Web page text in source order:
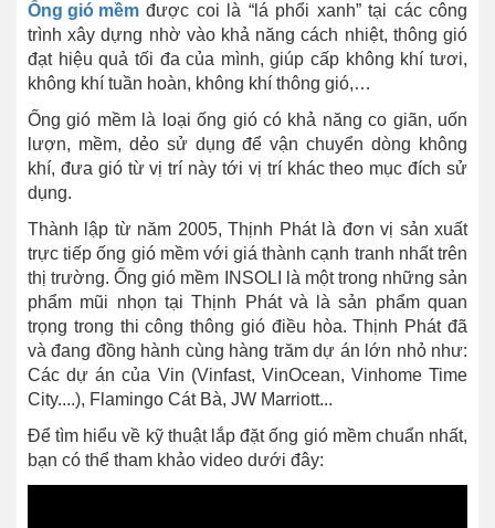
Ống gió mềm được coi là “lá phổi xanh” tại các công
trình xây dựng nhờ vào khả năng cách nhiệt, thông gió
đạt hiệu quả tối đa của mình, giúp cấp không khí tươi,
không khí tuần hoàn, không khí thông gió,…
Ống gió mềm là loại ống gió có khả năng co giãn, uốn
lượn, mềm, dẻo sử dụng để vận chuyển dòng không
khí, đưa gió từ vị trí này tới vị trí khác theo mục đích sử
dụng.
Thành lập từ năm 2005, Thịnh Phát là đơn vị sản xuất
trực tiếp ống gió mềm với giá thành cạnh tranh nhất trên
thị trường. Ống gió mềm INSOLI là một trong những sản
phẩm mũi nhọn tại Thịnh Phát và là sản phẩm quan
trọng trong thi công thông gió điều hòa. Thịnh Phát đã
và đang đồng hành cùng hàng trăm dự án lớn nhỏ như:
Các dự án của Vin (Vinfast, VinOcean, Vinhome Time
City....), Flamingo Cát Bà, JW Marriott...
Để tìm hiểu về kỹ thuật lắp đặt ống gió mềm chuẩn nhất,
bạn có thể tham khảo video dưới đây: